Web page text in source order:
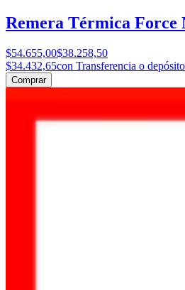
Remera Térmica Force
$54.655,00$38.258,50
$34.432,65con Transferencia o depósito
Comprar